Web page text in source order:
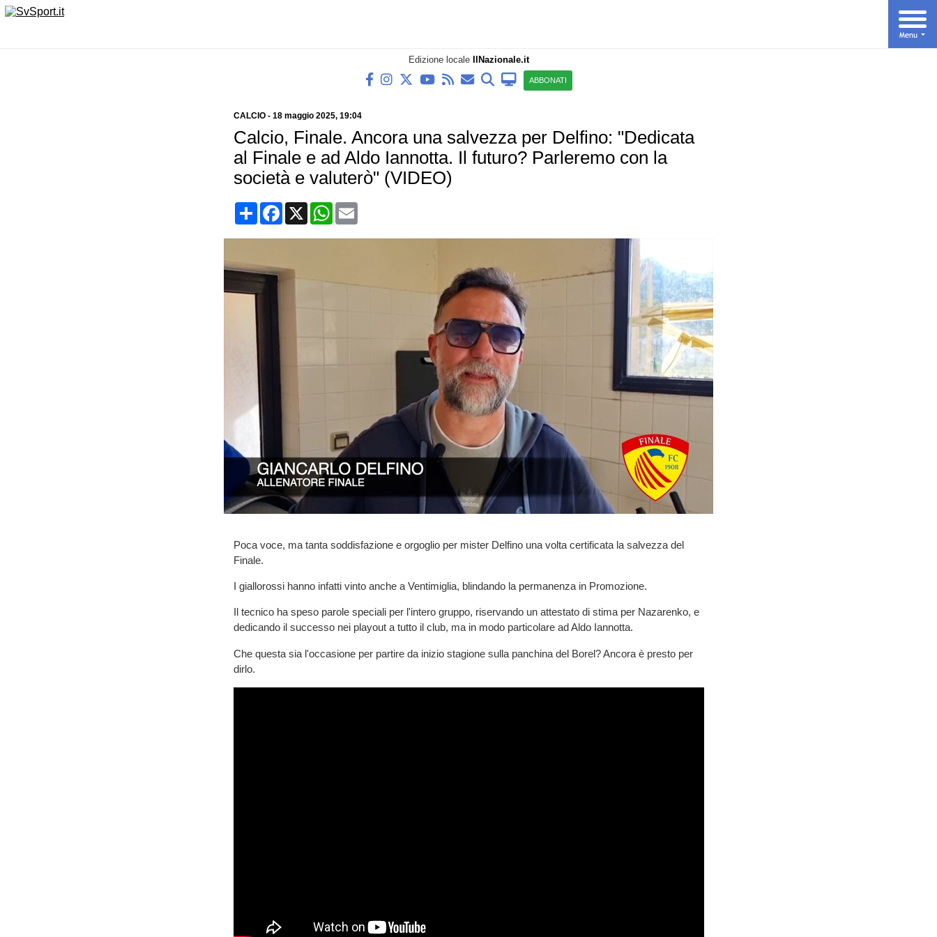
Edizione locale IlNazionale.it
ABBONATI
CALCIO- 18 maggio 2025, 19:04
Calcio, Finale. Ancora una salvezza per Delfino: "Dedicata
al Finale e ad Aldo Iannotta. Il futuro? Parleremo con la
società e valuterò" (VIDEO)
CondividiFacebook
X WhatsApp
Email
Poca voce, ma tanta soddisfazione e orgoglio per mister Delfino una volta certificata la salvezza del
Finale.
I giallorossi hanno infatti vinto anche a Ventimiglia, blindando la permanenza in Promozione.
Il tecnico ha speso parole speciali per l'intero gruppo, riservando un attestato di stima per Nazarenko, e
dedicando il successo nei playout a tutto il club, ma in modo particolare ad Aldo Iannotta.
Che questa sia l'occasione per partire da inizio stagione sulla panchina del Borel? Ancora è presto per
dirlo.